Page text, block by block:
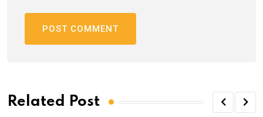
Related Post